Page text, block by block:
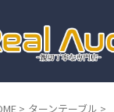
> ターンテーブル >